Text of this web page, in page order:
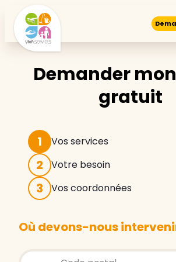
Demander
gratuit
1 Vos services
2 Votre besoin
3 Vos coordonnées
Où devons-nous
Store locator global -
Rechercher